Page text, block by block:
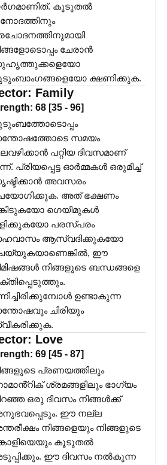
കൂടുതൽ
ചേരാൻ
ക്ഷണിക്കുക.
Family
68 [35 - 96]
സമയം
പറ്റിയ ദിവസമാണ്
പ്രിയപ്പെട്ട ഓർമ്മകൾ ഒരുമിച്ച്
അവസരം
അത് ഭക്ഷണം
ഗെയിമുകൾ
പരസ്പരം
ആസ്വദിക്കുകയോ
ഈ
നിങ്ങളുടെ ബന്ധങ്ങളെ
ഉണ്ടാകുന്ന
ചിരിയും
Love
69 [45 - 87]
പ്രണയത്തിലും
ശ്രമങ്ങളിലും ഭാഗ്യം
ഒരു ദിവസം നിങ്ങൾക്ക്
ഈ നല്ല
നിങ്ങളെയും നിങ്ങളുടെ
കൂടുതൽ
ഈ ദിവസം നൽകുന്ന